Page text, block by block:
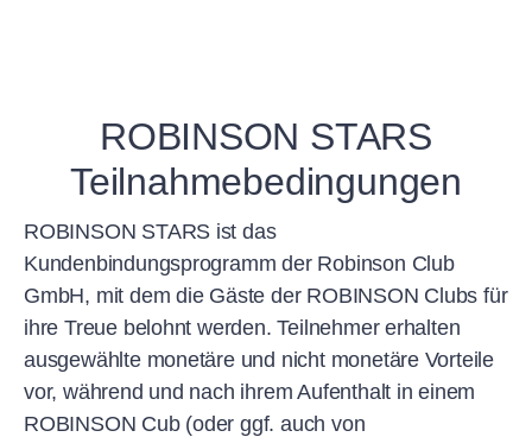
ROBINSON STARS
Teilnahmebedingungen
ROBINSON STARS ist das
Kundenbindungsprogramm der Robinson Club
GmbH, mit dem die Gäste der ROBINSON Clubs für
ihre Treue belohnt werden. Teilnehmer erhalten
ausgewählte monetäre und nicht monetäre Vorteile
vor, während und nach ihrem Aufenthalt in einem
ROBINSON Cub (oder ggf. auch von